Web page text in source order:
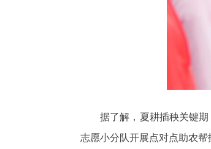
据了解，夏耕插秧关键
志愿小分队开展点对点助农